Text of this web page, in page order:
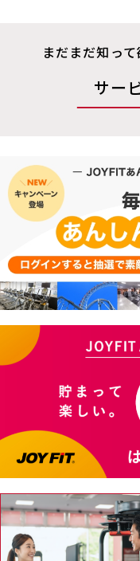
まだまだ知っ
サー